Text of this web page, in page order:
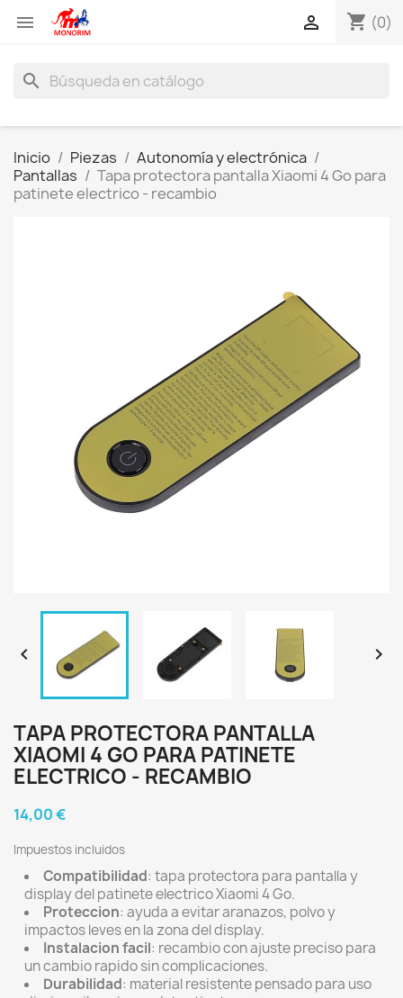
 shopping_cart (0)

search
Inicio Piezas
Autonomía y electrónica
Pantallas
Tapa protectora pantalla Xiaomi 4 Go para
patinete electrico - recambio
 
TAPA PROTECTORA PANTALLA
XIAOMI 4 GO PARA PATINETE
ELECTRICO - RECAMBIO
14,00 €
Impuestos incluidos
Compatibilidad: tapa protectora para pantalla y
display del patinete electrico Xiaomi 4 Go.
Proteccion: ayuda a evitar aranazos, polvo y
impactos leves en la zona del display.
Instalacion facil: recambio con ajuste preciso para
un cambio rapido sin complicaciones.
Durabilidad: material resistente pensado para uso